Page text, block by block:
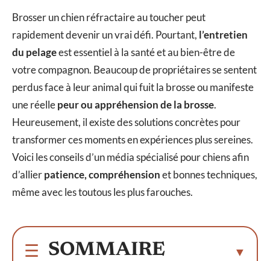
Brosser un chien réfractaire au toucher peut
rapidement devenir un vrai défi. Pourtant, l’entretien
du pelageest essentiel à la santé et au bien-être de
votre compagnon. Beaucoup de propriétaires se sentent
perdus face à leur animal qui fuit la brosse ou manifeste
une réellepeur ou appréhension de la brosse.
Heureusement, il existe des solutions concrètes pour
transformer ces moments en expériences plus sereines.
Voici les conseils d’un média spécialisé pour chiens afin
d’allierpatience, compréhensionet bonnes techniques,
même avec les toutous les plus farouches.
SOMMAIRE